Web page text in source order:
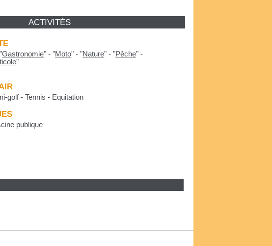
ACTIVITÉS
"Gastronomie" -"Moto" -"Nature" -"Pêche" -
"
golf - Tennis - Equitation
publique